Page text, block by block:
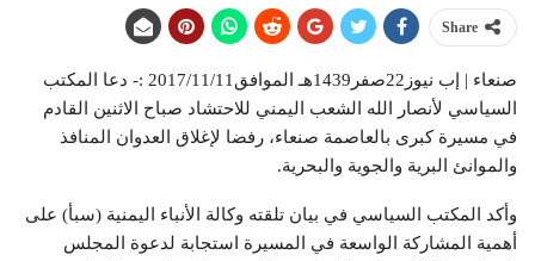
Share
صنعاء | إب نيوز22صفر1439هـ الموافق2017/11/11 :- دعا المكتب
السياسي لأنصار الله الشعب اليمني للاحتشاد صباح الاثنين القادم
في مسيرة كبرى بالعاصمة صنعاء، رفضا لإغلاق العدوان المنافذ
والموانئ البرية والجوية والبحرية.
وأكد المكتب السياسي في بيان تلقته وكالة الأنباء اليمنية (سبأ) على
أهمية المشاركة الواسعة في المسيرة استجابة لدعوة المجلس